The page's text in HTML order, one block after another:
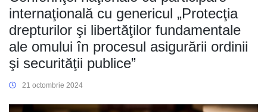
internaţională cu genericul „Protecţia
drepturilor şi libertăţilor fundamentale
ale omului în procesul asigurării ordinii
şi securităţii publice”
21 octombrie 2024